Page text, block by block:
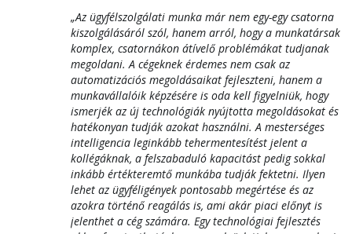
„Az ügyfélszolgálati munka már nem egy-egy csatorna
kiszolgálásáról szól, hanem arról, hogy a munkatársak
komplex, csatornákon átívelő problémákat tudjanak
megoldani. A cégeknek érdemes nem csak az
automatizációs megoldásaikat fejleszteni, hanem a
munkavállalóik képzésére is oda kell figyelniük, hogy
ismerjék az új technológiák nyújtotta megoldásokat és
hatékonyan tudják azokat használni. A mesterséges
intelligencia leginkább tehermentesítést jelent a
kollégáknak, a felszabaduló kapacitást pedig sokkal
inkább értékteremtő munkába tudják fektetni. Ilyen
lehet az ügyféligények pontosabb megértése és az
azokra történő reagálás is, ami akár piaci előnyt is
jelenthet a cég számára. Egy technológiai fejlesztés